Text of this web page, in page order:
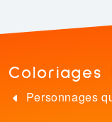
Personnages